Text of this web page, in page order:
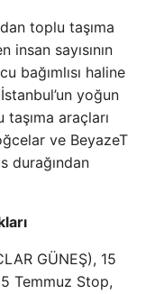
toplu taşıma
sayısının
bağımlısı haline
yoğun
araçları
ve BeyazeT
durağından
GÜNEŞ), 15
Temmuz Stop,